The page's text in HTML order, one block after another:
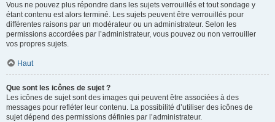
Vous ne pouvez plus répondre dans les sujets verrouillés et tout sondage y
étant contenu est alors terminé. Les sujets peuvent être verrouillés pour
différentes raisons par un modérateur ou un administrateur. Selon les
permissions accordées par l’administrateur, vous pouvez ou non verrouiller
vos propres sujets.
Haut
Que sont les icônes de sujet ?
Les icônes de sujet sont des images qui peuvent être associées à des
messages pour refléter leur contenu. La possibilité d’utiliser des icônes de
sujet dépend des permissions définies par l’administrateur.